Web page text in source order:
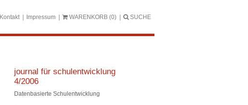
Kontakt Impressum WARENKORB (0) SUCHE
journal für schulentwicklung
4/2006
Datenbasierte Schulentwicklung